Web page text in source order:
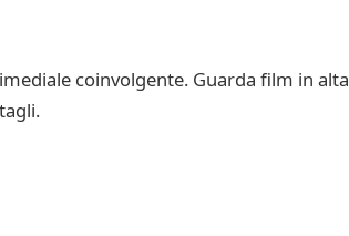
coinvolgente. Guarda film in alta